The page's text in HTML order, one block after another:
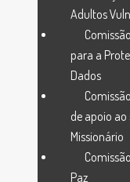
Conferência
Segurança de
Conferência
recebeu
abusos
A presidência
Portuguesa
Adultos
para a
Dados
de apoio ao
Missionário
Paz